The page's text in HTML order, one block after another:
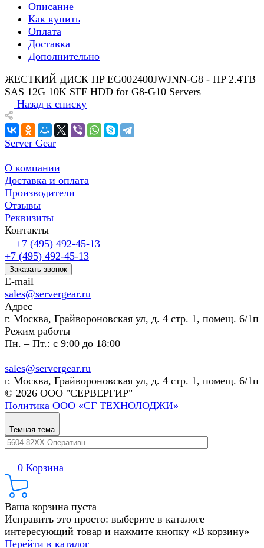
Описание
Как купить
Оплата
Доставка
Дополнительно
ЖЕСТКИЙ ДИСК HP EG002400JWJNN-G8 - HP 2.4TB
SAS 12G 10K SFF HDD for G8-G10 Servers
Назад к списку
Server Gear
О компании
Доставка и оплата
Производители
Отзывы
Реквизиты
Контакты
+7 (495) 492-45-13
+7 (495) 492-45-13
Заказать звонок
E-mail
sales@servergear.ru
Адрес
г. Москва, Грайвороновская ул, д. 4 стр. 1, помещ. 6/1п
Режим работы
Пн. – Пт.: с 9:00 до 18:00
sales@servergear.ru
г. Москва, Грайвороновская ул, д. 4 стр. 1, помещ. 6/1п
© 2026 ООО "СЕРВЕРГИР"
Политика ООО «СГ ТЕХНОЛОДЖИ»
Темная тема
0 Корзина
Ваша корзина пуста
Исправить это просто: выберите в каталоге
интересующий товар и нажмите кнопку «В корзину»
Перейти в каталог